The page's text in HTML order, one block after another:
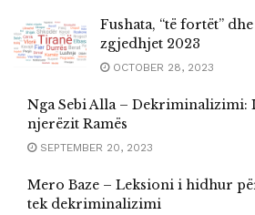
Fushata, “të fortët”
zgjedhjet 2023
OCTOBER 28, 2023
Nga Sebi Alla –
njerëzit Ramës
SEPTEMBER 20, 2023
Mero Baze – Leksioni i hidhur
tek dekriminalizimi